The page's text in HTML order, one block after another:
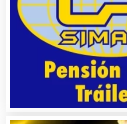
Cancelería de Aluminio
Capacitación
Carnicerías
Carpinterías